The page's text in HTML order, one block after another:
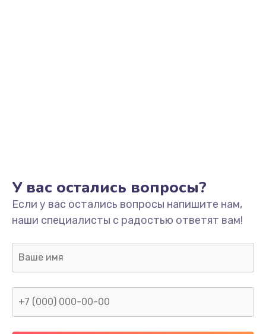
У вас остались вопросы?
Если у вас остались вопросы напишите нам,
наши специалисты с радостью ответят вам!